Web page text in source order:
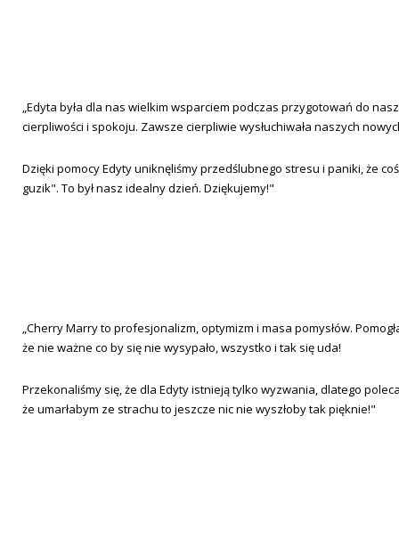
„Edyta była dla nas wielkim wsparciem podczas przygotowań do
cierpliwości i spokoju. Zawsze cierpliwie wysłuchiwała naszych
Dzięki pomocy Edyty uniknęliśmy przedślubnego stresu i paniki, że
guzik". To był nasz idealny dzień. Dziękujemy!"
„Cherry Marry to profesjonalizm, optymizm i masa pomysłów.
że nie ważne co by się nie wysypało, wszystko i tak się uda!
Przekonaliśmy się, że dla Edyty istnieją tylko wyzwania, dlatego
że umarłabym ze strachu to jeszcze nic nie wyszłoby tak pięknie!"